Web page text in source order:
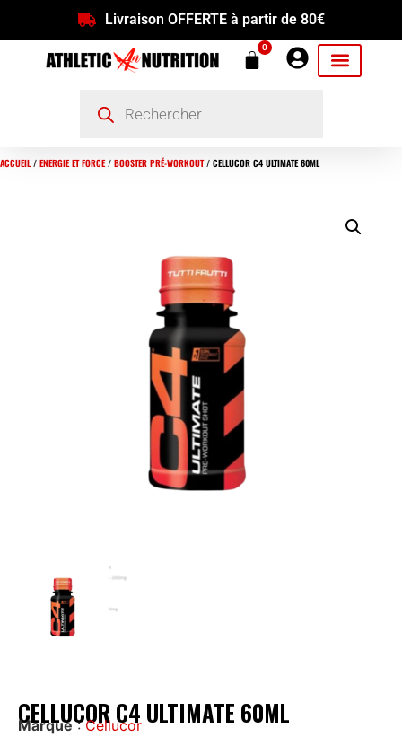
Livraison OFFERTE à partir de 80€
0
ACCUEIL/ ENERGIE ET FORCE/ BOOSTER PRÉ-WORKOUT/ CELLUCOR C4 ULTIMATE 60ML
CELLUCOR C4 ULTIMATE 60ML
Marque:Cellucor